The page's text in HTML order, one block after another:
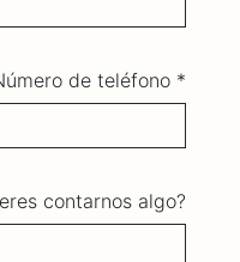
de teléfono
contarnos algo?